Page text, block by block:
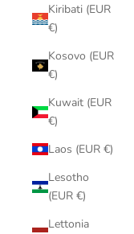
Kiribati (EUR
€)
Kosovo (EUR
€)
Kuwait (EUR
€)
Laos (EUR €)
Lesotho
(EUR €)
Lettonia